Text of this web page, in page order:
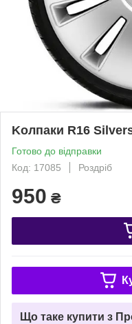
Kолпаки R16
Готово до відправки
Код: 17085
Роздріб
950 ₴
Що таке купити з